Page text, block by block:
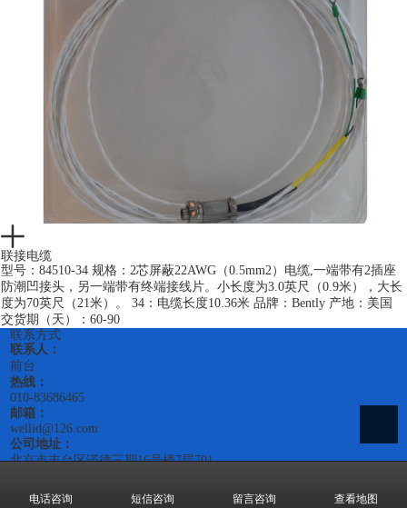
联接电缆
型号：84510-34 规格：2芯屏蔽22AWG（0.5mm2）电缆,一端带有2插座
防潮凹接头，另一端带有终端接线片。小长度为3.0英尺（0.9米），大长
度为70英尺（21米）。 34：电缆长度10.36米 品牌：Bently 产地：美国
交货期（天）：60-90
联系方式
联系人：
前台
热线：
010-83686465
邮箱：
wellid@126.com
公司地址：
北京市丰台区诺德三期16号楼7层701
首页
电话咨询 短信咨询 留言咨询 查看地图